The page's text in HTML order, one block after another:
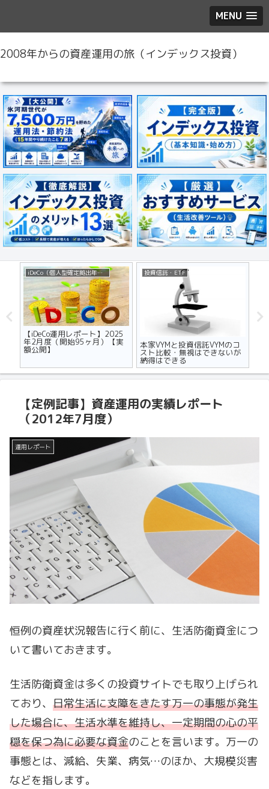
MENU
2008年からの資産運用の旅（インデックス投資）
iDeCo（個人型確定拠出年金）
【iDeCo運用レポート】2025
年2月度（開始95ヶ月）【実
額公開】
投資信託・ETF
本家VYMと投資信託VYMのコ
スト比較・無視はできないが
納得はできる
【定例記事】資産運用の実績レポート
（2012年7月度）
運用レポート
恒例の資産状況報告に行く前に、生活防衛資金につ
いて書いておきます。
生活防衛資金は多くの投資サイトでも取り上げられ
ており、 日常生活に支障をきたす万一の事態が発生
した場合に、生活水準を維持し、一定期間の心の平
穏を保つ為に必要な資金のことを言います。万一の
事態とは、減給、失業、病気…のほか、大規模災害
などを指します。